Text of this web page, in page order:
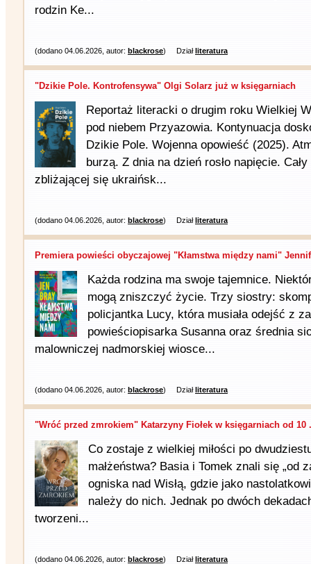
rodzin Ke...
(dodano 04.06.2026, autor: blackrose) Działliteratura
"Dzikie Pole. Kontrofensywa" Olgi Solarz już w księgarniach
Reportaż literacki o drugim roku Wielkiej
pod niebem Przyazowia. Kontynuacja
Dzikie Pole. Wojenna opowieść (2025).
burzą. Z dnia na dzień rosło napięcie.
zbliżającej się ukraińsk...
(dodano 04.06.2026, autor: blackrose) Działliteratura
Premiera powieści obyczajowej "Kłamstwa między nami"
Każda rodzina ma swoje tajemnice.
mogą zniszczyć życie. Trzy siostry:
policjantka Lucy, która musiała odejść z
powieściopisarka Susanna oraz średnia
malowniczej nadmorskiej wiosce...
(dodano 04.06.2026, autor: blackrose) Działliteratura
"Wróć przed zmrokiem" Katarzyny Fiołek w księgarniach od 10
Co zostaje z wielkiej miłości po
małżeństwa? Basia i Tomek znali się „od
ogniska nad Wisłą, gdzie jako
należy do nich. Jednak po dwóch
tworzeni...
(dodano 04.06.2026, autor: blackrose) Działliteratura